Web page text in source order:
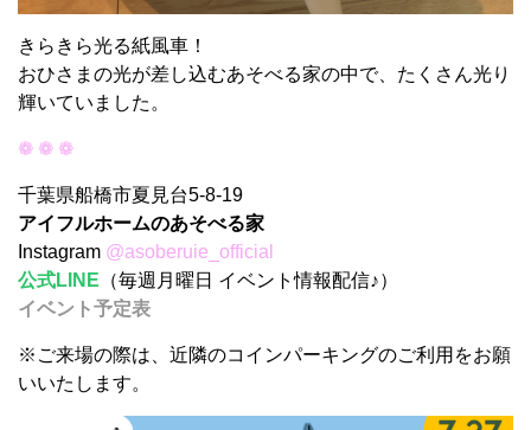
きらきら光る紙風車！
おひさまの光が差し込むあそべる家の中で、たくさん光り
輝いていました。
❁ ❁ ❁
千葉県船橋市夏見台5-8-19
アイフルホームのあそべる家
Instagram @asoberuie_official
公式LINE （毎週月曜日 イベント情報配信♪）
イベント予定表
※ご来場の際は、近隣のコインパーキングのご利用をお願
いいたします。